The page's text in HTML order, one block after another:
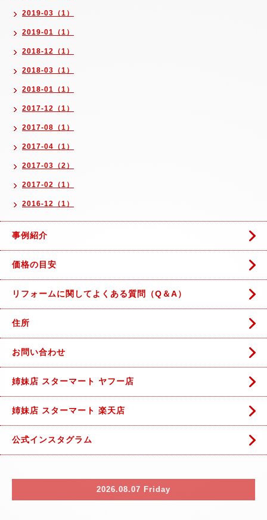
2019-03（1）
2019-01（1）
2018-12（1）
2018-03（1）
2018-01（1）
2017-12（1）
2017-08（1）
2017-04（1）
2017-03（2）
2017-02（1）
2016-12（1）
事例紹介
価格の目安
リフォームに関してよくある質問（Q＆A）
住所
お問い合わせ
姉妹店 スターマート ヤフー店
姉妹店 スターマート 楽天店
公式インスタグラム
2026.08.07 Friday